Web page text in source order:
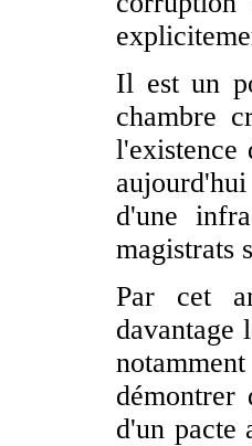
Il est un
chambre
l'existence
d'une
magistrats
Par cet
davantage
démontrer
d'un pacte